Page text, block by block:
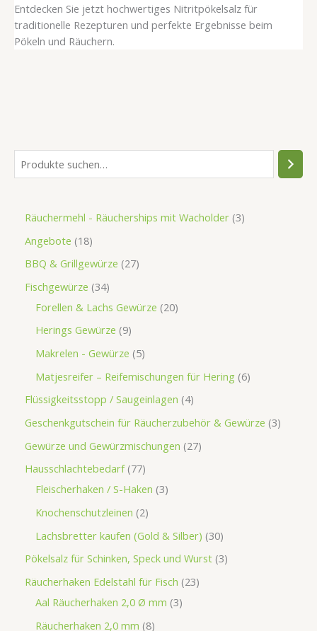
Räuchermehl - Räucherships mit Wacholder 3
Angebote 18
BBQ & Grillgewürze 27
Fischgewürze 34
Forellen & Lachs Gewürze 20
Herings Gewürze 9
Makrelen - Gewürze 5
Matjesreifer – Reifemischungen für Hering 6
Flüssigkeitsstopp / Saugeinlagen 4
Geschenkgutschein für Räucherzubehör & Gewürze 3
Gewürze und Gewürzmischungen 27
Hausschlachtebedarf 77
Fleischerhaken / S-Haken 3
Knochenschutzleinen 2
Lachsbretter kaufen (Gold & Silber) 30
Pökelsalz für Schinken, Speck und Wurst 3
Räucherhaken Edelstahl für Fisch 23
Aal Räucherhaken 2,0 Ø mm 3
Räucherhaken 2,0 mm 8
Entdecken Sie jetzt hochwertiges Nitritpökelsalz für
traditionelle Rezepturen und perfekte Ergebnisse beim
Pökeln und Räuchern.